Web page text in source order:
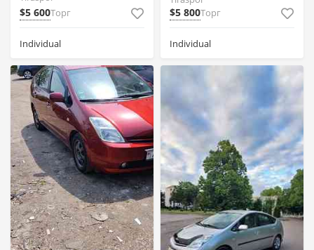
$5 600Торг
Individual
$5 800Торг
Individual